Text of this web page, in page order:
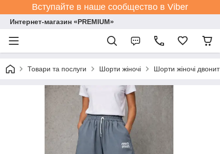
Вступайте в наше сообщество в Viber
Интернет-магазин «PREMIUM»
Товари та послуги Шорти жіночі Шорти жіночі